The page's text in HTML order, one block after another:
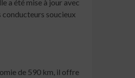
a été mise à jour avec
soucieux
de 590 km, il offre